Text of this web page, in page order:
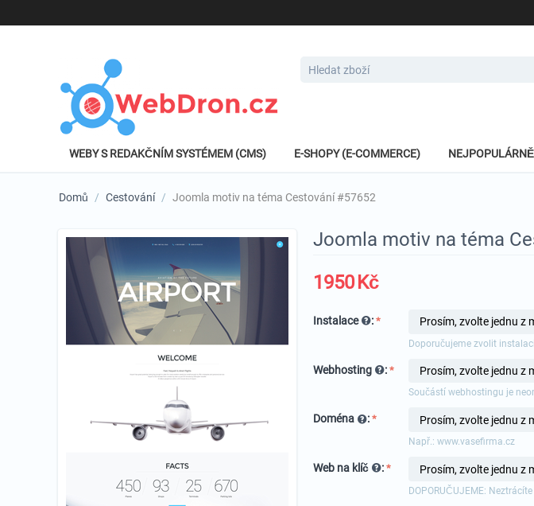
WEBY S REDAKČNÍM SYSTÉMEM (CMS) E-SHOPY (E-COMMERCE)
Domů / Cestování / Joomla motiv na téma Cestování #57652
Joomla motiv na téma
1950Kč
Instalace :
Doporučujeme zvolit
Webhosting :
Součástí webhostingu je
Doména :
Např.: www.vasefirma.cz
Web na klíč :
DOPORUČUJEME: